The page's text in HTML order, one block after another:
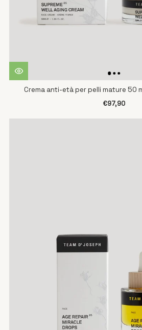
Crema anti-età per pelli mature 50
€97,90